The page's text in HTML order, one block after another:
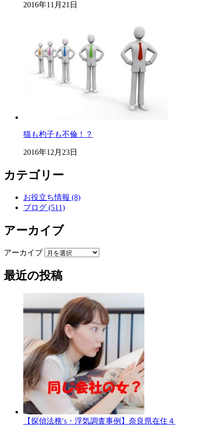
2016年11月21日
猫も杓子も不倫！？
2016年12月23日
カテゴリー
お役立ち情報 (8)
ブログ (511)
アーカイブ
アーカイブ
最近の投稿
【探偵法務′s・浮気調査事例】奈良県在住４